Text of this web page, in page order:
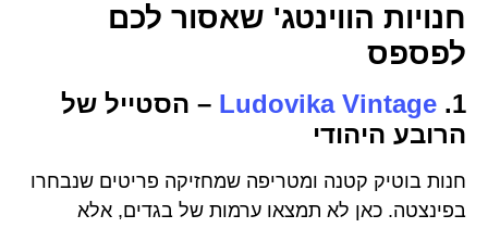
חנויות הווינטג' שאסור לכם
לפספס
1.
Ludovika Vintage – הסטייל של
הרובע היהודי
חנות בוטיק קטנה ומטריפה שמחזיקה פריטים שנבחרו
בפינצטה. כאן לא תמצאו ערמות של בגדים, אלא